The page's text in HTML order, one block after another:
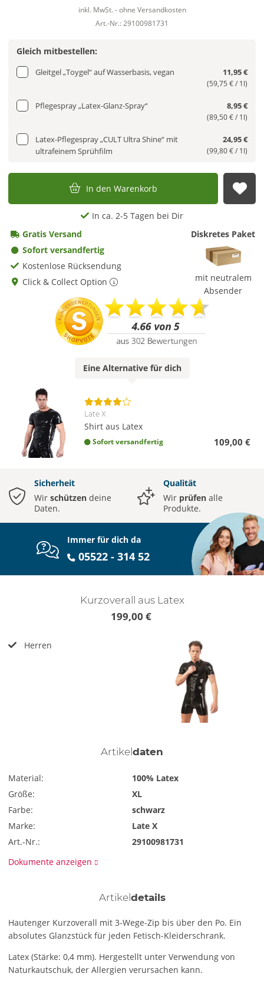
inkl. MwSt. - ohne Versandkosten
Art.-Nr.: 29100981731
Gleich mitbestellen:
Gleitgel „Toygel“ auf Wasserbasis, vegan 11,95 €
(59,75 € / 1l)
Pflegespray „Latex-Glanz-Spray“ 8,95 €
(89,50 € / 1l)
Latex-Pflegespray „CULT Ultra Shine“ mit
ultrafeinem Sprühfilm
24,95 €
(99,80 € / 1l)
In den Warenkorb
In ca. 2-5 Tagen bei Dir
Gratis Versand
Sofort versandfertig
Kostenlose Rücksendung
Click & Collect Option
Diskretes Paket
mit neutralem
Absender
Eine Alternativefür dich
Late X
Shirt aus Latex
Sofort versandfertig 109,00 €
Sicherheit
Wir schützen deine
Daten.
Qualität
Wir prüfen alle
Produkte.
Immer für dich da
05522 - 314 52
Kurzoverall aus Latex
199,00 €
Herren
Artikeldaten
Material:
100% Latex
Größe:
XL
Farbe:
schwarz
Marke:
Late X
Art.-Nr.:
29100981731
Dokumente anzeigen
Artikeldetails
Hautenger Kurzoverall mit 3-Wege-Zip bis über den Po. Ein
absolutes Glanzstück für jeden Fetisch-Kleiderschrank.
Latex (Stärke: 0,4 mm). Hergestellt unter Verwendung von
Naturkautschuk, der Allergien verursachen kann.